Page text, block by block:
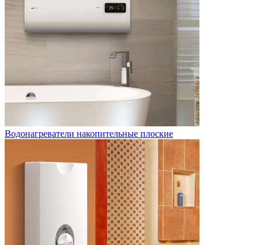
Водонагреватели накопительные плоские